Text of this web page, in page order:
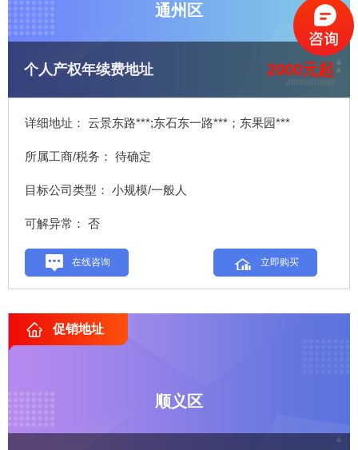
个人产权年续费地址 2000元起
通州区
详细地址： 云景东路***;东石东一路***；东果园***
所属工商/税务： 待确定
目标公司类型： 小规模/一般人
可解异常： 否
在线咨询 立即购买
促销地址
顺义区